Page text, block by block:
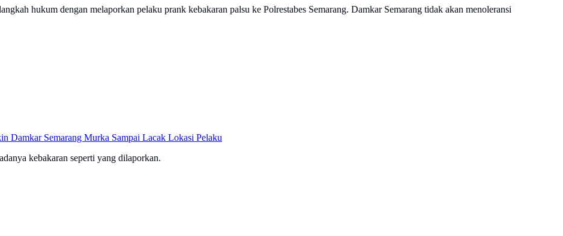
hukum dengan melaporkan pelaku prank kebakaran palsu ke Polrestabes Semarang. Damkar Semarang tidak akan menoleransi
Damkar Semarang Murka Sampai Lacak Lokasi Pelaku
kebakaran seperti yang dilaporkan.